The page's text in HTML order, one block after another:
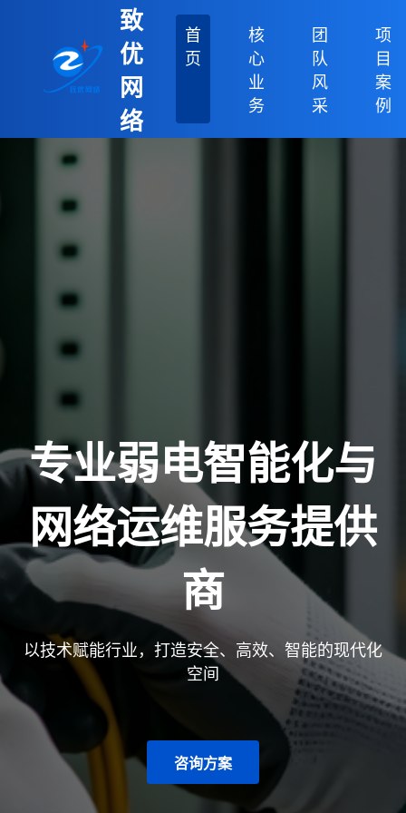
致
优
网
络
首
页
核
心
业
务
团
队
风
采
项
目
案
例
专业弱电智能化与
网络运维服务提供
商
以技术赋能行业，打造安全、高效、智能的现代化
空间
咨询方案